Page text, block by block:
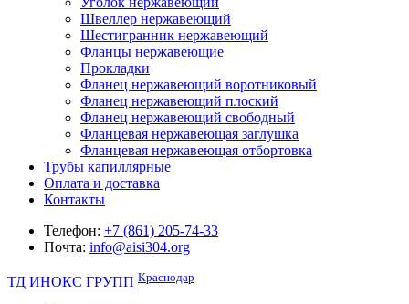
Швеллер нержавеющий
Шестигранник нержавеющий
Фланцы нержавеющие
Прокладки
Фланец нержавеющий воротниковый
Фланец нержавеющий плоский
Фланец нержавеющий свободный
Фланцевая нержавеющая заглушка
Фланцевая нержавеющая отбортовка
Трубы капиллярные
Оплата и доставка
Контакты
Телефон: +7 (861) 205-74-33
Почта: info@aisi304.org
ТД ИНОКС ГРУПП Краснодар